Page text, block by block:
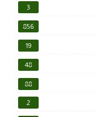
3
856
19
48
88
2